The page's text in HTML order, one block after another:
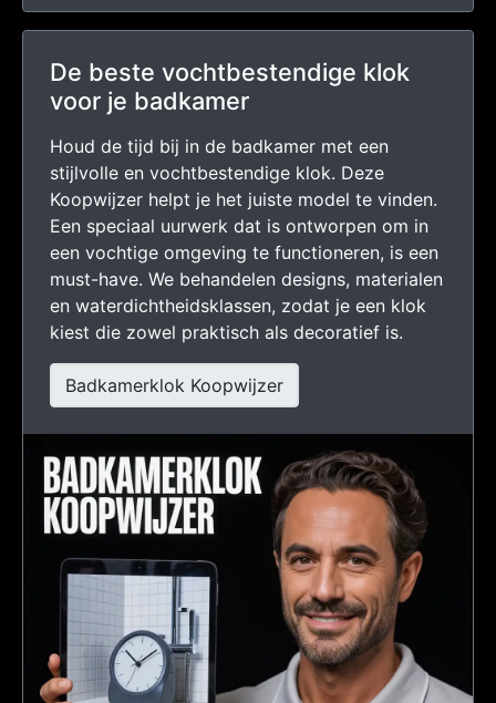
De beste vochtbestendige klok
voor je badkamer
Houd de tijd bij in de badkamer met een
stijlvolle en vochtbestendige klok. Deze
Koopwijzer helpt je het juiste model te vinden.
Een speciaal uurwerk dat is ontworpen om in
een vochtige omgeving te functioneren, is een
must-have. We behandelen designs, materialen
en waterdichtheidsklassen, zodat je een klok
kiest die zowel praktisch als decoratief is.
Badkamerklok Koopwijzer